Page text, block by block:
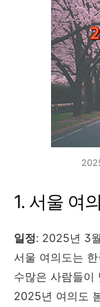
1. 서울 여
일정: 2025년 3
서울 여의도는
수많은 사람들이
2025년 여의도